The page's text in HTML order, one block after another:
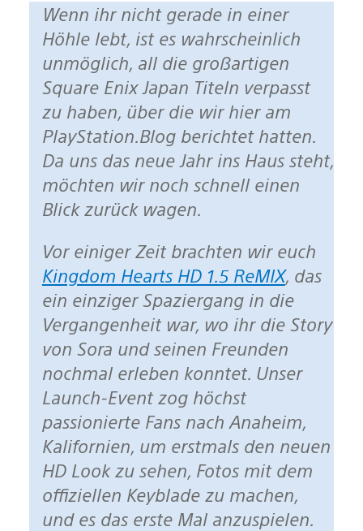
Wenn ihr nicht gerade in einer
Höhle lebt, ist es wahrscheinlich
unmöglich, all die großartigen
Square Enix Japan Titeln verpasst
zu haben, über die wir hier am
PlayStation.Blog berichtet hatten.
Da uns das neue Jahr ins Haus steht,
möchten wir noch schnell einen
Blick zurück wagen.
Vor einiger Zeit brachten wir euch
Kingdom Hearts HD 1.5 ReMIX, das
ein einziger Spaziergang in die
Vergangenheit war, wo ihr die Story
von Sora und seinen Freunden
nochmal erleben konntet. Unser
Launch-Event zog höchst
passionierte Fans nach Anaheim,
Kalifornien, um erstmals den neuen
HD Look zu sehen, Fotos mit dem
offiziellen Keyblade zu machen,
und es das erste Mal anzuspielen.